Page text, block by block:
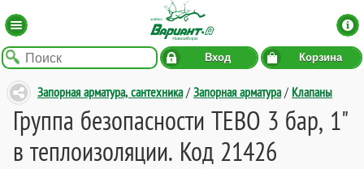
Вход Корзина
Запорная арматура, сантехника/ Запорная арматура/ Клапаны
Группа безопасности TEBO 3 бар, 1"
в теплоизоляции. Код 21426